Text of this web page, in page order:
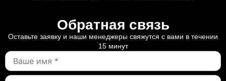
Обратная связь
Оставьте заявку и наши менеджеры свяжутся с вами в течении
15 минут